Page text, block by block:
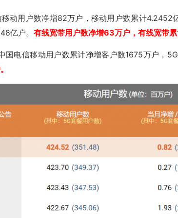
动用户数净增82万户，移动用户数累计4.2452
亿户。 有线宽带用户数净增63万户，有线宽带
国电信移动用户数累计净增客户数1675万户，